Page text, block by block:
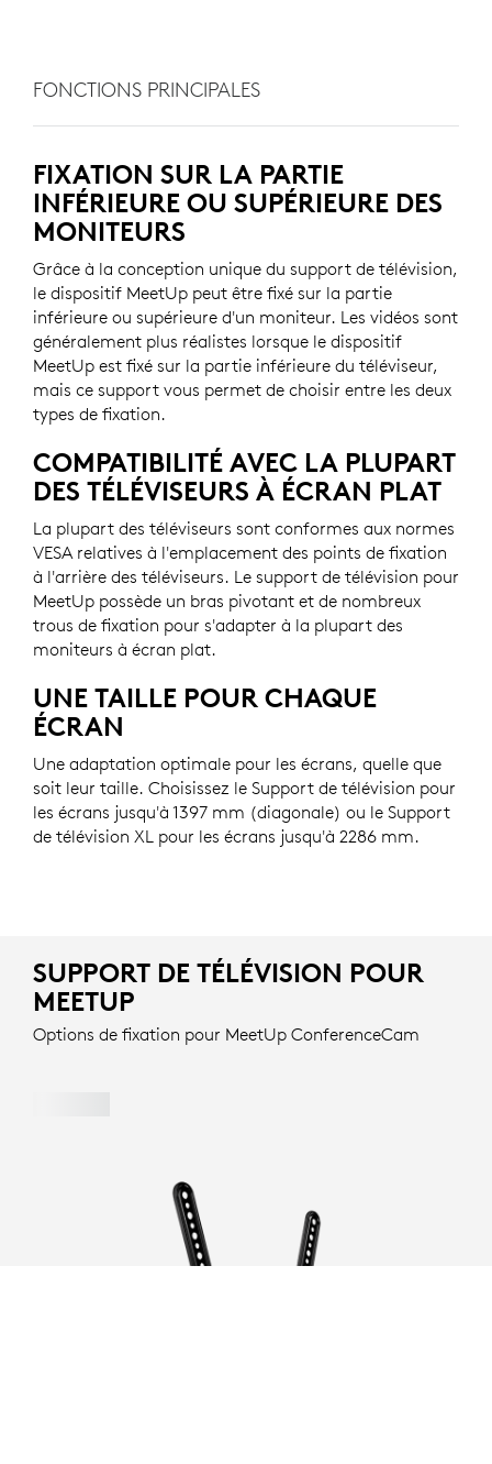
FONCTIONS PRINCIPALES
FIXATION SUR LA PARTIE
INFÉRIEURE OU SUPÉRIEURE DES
MONITEURS
Grâce à la conception unique du support de télévision,
le dispositif MeetUp peut être fixé sur la partie
inférieure ou supérieure d'un moniteur. Les vidéos sont
généralement plus réalistes lorsque le dispositif
MeetUp est fixé sur la partie inférieure du téléviseur,
mais ce support vous permet de choisir entre les deux
types de fixation.
COMPATIBILITÉ AVEC LA PLUPART
DES TÉLÉVISEURS À ÉCRAN PLAT
La plupart des téléviseurs sont conformes aux normes
VESA relatives à l'emplacement des points de fixation
à l'arrière des téléviseurs. Le support de télévision pour
MeetUp possède un bras pivotant et de nombreux
trous de fixation pour s'adapter à la plupart des
moniteurs à écran plat.
UNE TAILLE POUR CHAQUE
ÉCRAN
Une adaptation optimale pour les écrans, quelle que
soit leur taille. Choisissez le Support de télévision pour
les écrans jusqu'à 1397 mm (diagonale) ou le Support
de télévision XL pour les écrans jusqu'à 2286 mm.
SUPPORT DE TÉLÉVISION POUR
MEETUP
Options de fixation pour MeetUp ConferenceCam